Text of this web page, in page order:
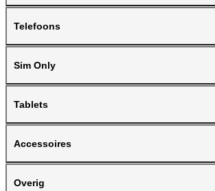
Telefoons
Sim Only
Tablets
Accessoires
Overig